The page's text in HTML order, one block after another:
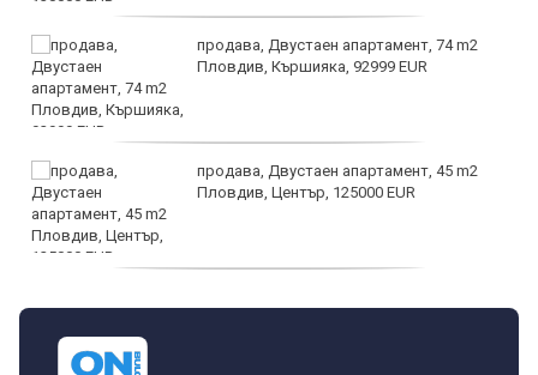
продава, Двустаен апартамент, 74 m2
Пловдив, Кършияка, 92999 EUR
продава, Двустаен апартамент, 45 m2
Пловдив, Център, 125000 EUR